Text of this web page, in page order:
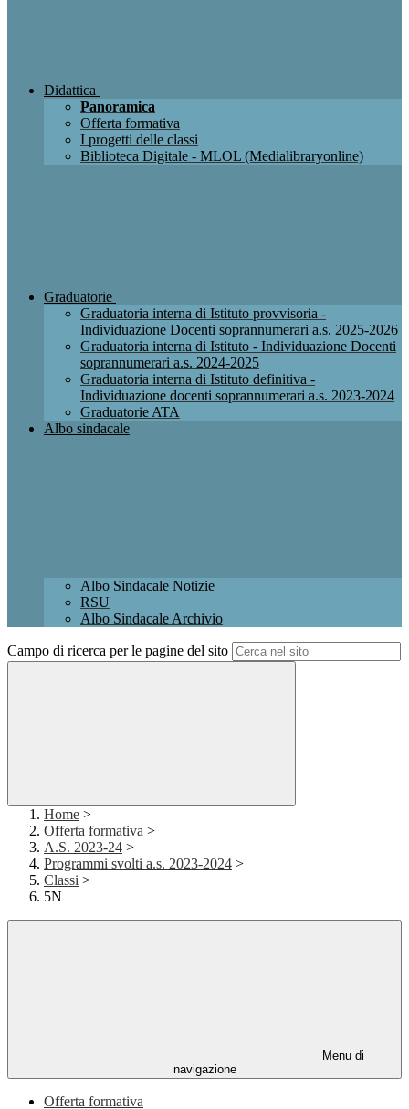
Didattica
Panoramica
Offerta formativa
I progetti delle classi
Biblioteca Digitale - MLOL (Medialibraryonline)
Graduatorie
Graduatoria interna di Istituto provvisoria -
Individuazione Docenti soprannumerari a.s. 2025-2026
Graduatoria interna di Istituto - Individuazione Docenti
soprannumerari a.s. 2024-2025
Graduatoria interna di Istituto definitiva -
Individuazione docenti soprannumerari a.s. 2023-2024
Graduatorie ATA
Albo sindacale
Albo Sindacale Notizie
RSU
Albo Sindacale Archivio
Campo di ricerca per le pagine del sito
Home >
Offerta formativa >
A.S. 2023-24 >
Programmi svolti a.s. 2023-2024 >
Classi >
5N
Menu di
navigazione
Offerta formativa